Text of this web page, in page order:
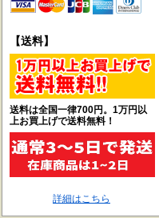
【送料】
送料は全国一律700円。1万円以
上お買上げで送料無料！
詳細はこちら